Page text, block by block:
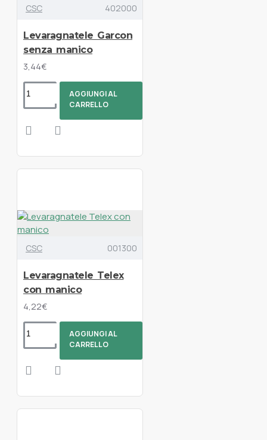
CSC 402000
Levaragnatele Garcon
senza manico
3,44€
AGGIUNGI AL
CARRELLO
CSC 001300
Levaragnatele Telex
con manico
4,22€
AGGIUNGI AL
CARRELLO